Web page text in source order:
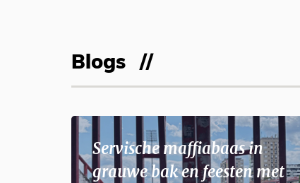
Blogs
Servische maffiabaas in
grauwe bak en feesten met